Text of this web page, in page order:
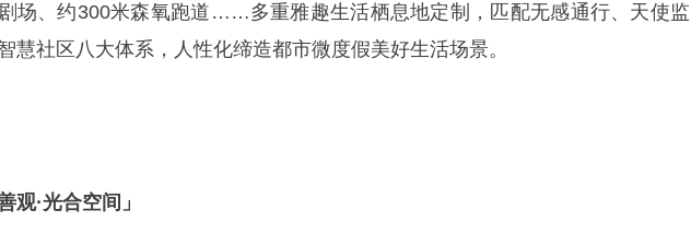
场、约300米森氧跑道……多重雅趣生活栖息地定制，匹配无感通行、天使监
慧社区八大体系，人性化缔造都市微度假美好生活场景。
观·光合空间」